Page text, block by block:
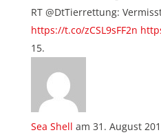
RT @DtTierrettung:
https://t.co/zCSL9sFF2n
Sea Shell am 31. August